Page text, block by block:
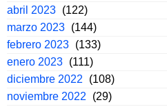
abril 2023 (122)
marzo 2023 (144)
febrero 2023 (133)
enero 2023 (111)
diciembre 2022
(108)
noviembre 2022
(29)